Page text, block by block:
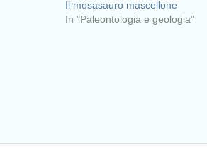
Il mosasauro mascellone
In "Paleontologia e geologia"